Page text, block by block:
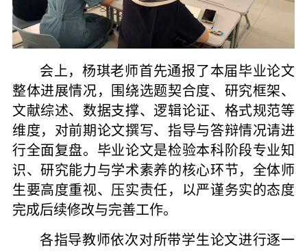
会上，杨琪老师首先通报了本届毕业论文
整体进展情况，围绕选题契合度、研究框架、
文献综述、数据支撑、逻辑论证、格式规范等
维度，对前期论文撰写、指导与答辩情况请进
行全面复盘。毕业论文是检验本科阶段专业知
识、研究能力与学术素养的核心环节，全体师
生要高度重视、压实责任，以严谨务实的态度
完成后续修改与完善工作。
各指导教师依次对所带学生论文进行逐一